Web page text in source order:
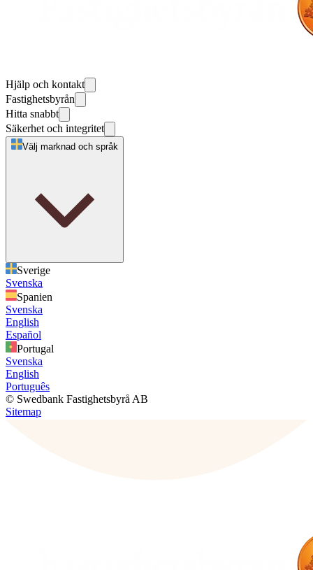
Hjälp och kontakt
Fastighetsbyrån
Hitta snabbt
Säkerhet och integritet
Välj marknad och språk
Sverige
Svenska
Spanien
Svenska
English
Español
Portugal
Svenska
English
Português
© Swedbank Fastighetsbyrå AB
Sitemap